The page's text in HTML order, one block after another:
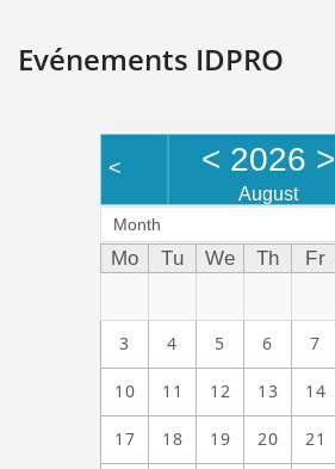
Evénements IDPRO
< < 2026 >
August
Month
Mo Tu We Th Fr
3 4 5 6 7
10 11 12 13 14
17 18 19 20 21